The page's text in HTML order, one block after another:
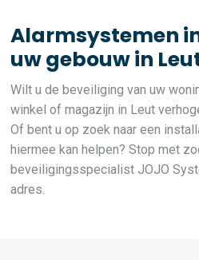
Alarmsystemen
uw gebouw in
Wilt u de beveiliging van uw
winkel of magazijn in Leut
Of bent u op zoek naar een
hiermee kan helpen? Stop met
beveiligingsspecialist JOJO
adres.